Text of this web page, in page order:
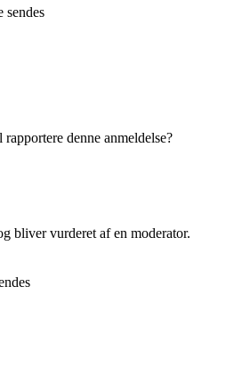
denne anmeldelse?
bliver vurderet af en moderator.